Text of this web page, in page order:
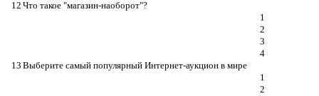
12 Что такое "магазин-наоборот"?
1
2
3
4
13 Выберите самый популярный Интернет-аукцион в мире
1
2